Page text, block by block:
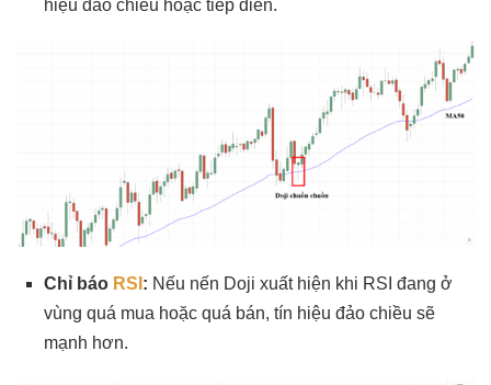
hiệu đảo chiều hoặc tiếp diễn.
Chỉ báo RSI : Nếu nến Doji xuất hiện khi RSI đang ở
vùng quá mua hoặc quá bán, tín hiệu đảo chiều sẽ
mạnh hơn.